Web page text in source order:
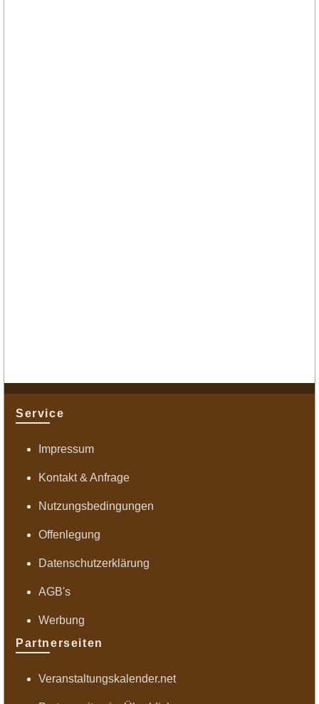
Service
Impressum
Kontakt & Anfrage
Nutzungsbedingungen
Offenlegung
Datenschutzerklärung
AGB's
Werbung
Partnerseiten
Veranstaltungskalender.net